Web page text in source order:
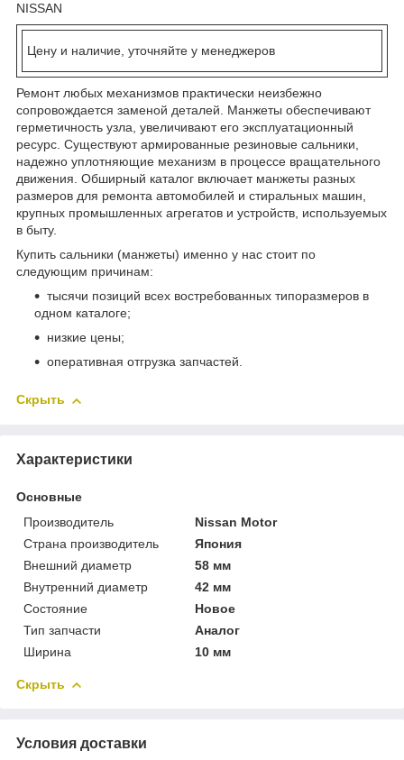
NISSAN
Цену и наличие, уточняйте у менеджеров
Ремонт любых механизмов практически неизбежно
сопровождается заменой деталей. Манжеты обеспечивают
герметичность узла, увеличивают его эксплуатационный
ресурс. Существуют армированные резиновые сальники,
надежно уплотняющие механизм в процессе вращательного
движения. Обширный каталог включает манжеты разных
размеров для ремонта автомобилей и стиральных машин,
крупных промышленных агрегатов и устройств, используемых
в быту.
Купить сальники (манжеты) именно у нас стоит по
следующим причинам:
тысячи позиций всех востребованных типоразмеров в
одном каталоге;
низкие цены;
оперативная отгрузка запчастей.
Скрыть
Характеристики
Основные
Производитель
Nissan Motor
Страна производитель
Япония
Внешний диаметр
58 мм
Внутренний диаметр
42 мм
Состояние
Новое
Тип запчасти
Аналог
Ширина
10 мм
Скрыть
Условия доставки